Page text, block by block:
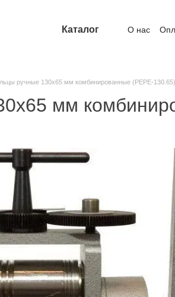
Каталог О нас
ручные 130х65 мм комбинированные (PEPE-130.65)
мм